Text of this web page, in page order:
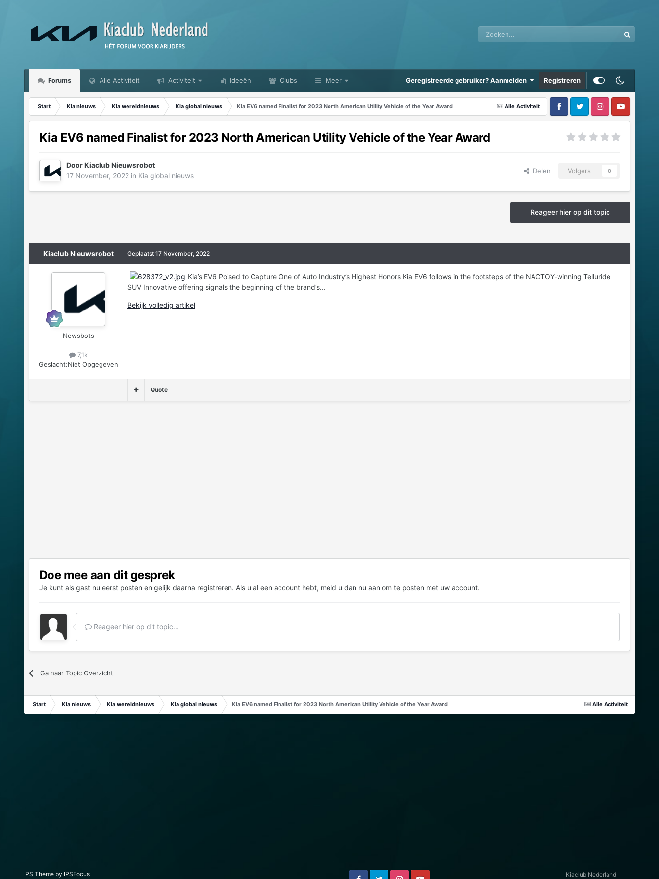
Forums Alle Activiteit Activiteit Ideeën Clubs Meer Geregistreerde gebruiker? Aanmelden Registreren
Alle Activiteit
Start Kia nieuws Kia wereldnieuws Kia global nieuws Kia EV6 named Finalist for 2023 North American Utility Vehicle of the Year Award
Kia EV6 named Finalist for 2023 North American Utility Vehicle of the Year Award
DoorKiaclub Nieuwsrobot
17 November, 2022in Kia global nieuws
Delen Volgers 0
Reageer hier op dit topic
Kiaclub Nieuwsrobot
Newsbots
7,1k
Geslacht:Niet Opgegeven
Geplaatst 17 November, 2022
Kia’s EV6 Poised to Capture One of Auto Industry’s Highest Honors Kia EV6 follows in the footsteps of the NACTOY-winning Telluride
SUV Innovative offering signals the beginning of the brand’s...
Bekijk volledig artikel
Quote
Doe mee aan dit gesprek
Je kunt als gast nu eerst posten en gelijk daarna registreren. Als u al een account hebt, meld u dan nu aan om te posten met uw account.
Reageer hier op dit topic...
Ga naar Topic Overzicht
Alle Activiteit
Start Kia nieuws Kia wereldnieuws Kia global nieuws Kia EV6 named Finalist for 2023 North American Utility Vehicle of the Year Award
IPS Themeby IPSFocus Kiaclub Nederland